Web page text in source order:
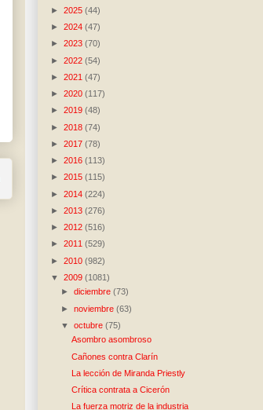
► 2025 (44)
► 2024 (47)
► 2023 (70)
► 2022 (54)
► 2021 (47)
► 2020 (117)
► 2019 (48)
► 2018 (74)
► 2017 (78)
► 2016 (113)
► 2015 (115)
► 2014 (224)
► 2013 (276)
► 2012 (516)
► 2011 (529)
► 2010 (982)
▼ 2009 (1081)
►diciembre(73)
►noviembre(63)
▼octubre(75)
Asombro asombroso
Cañones contra Clarín
La lección de Miranda Priestly
Crítica contrata a Cicerón
La fuerza motriz de la industria